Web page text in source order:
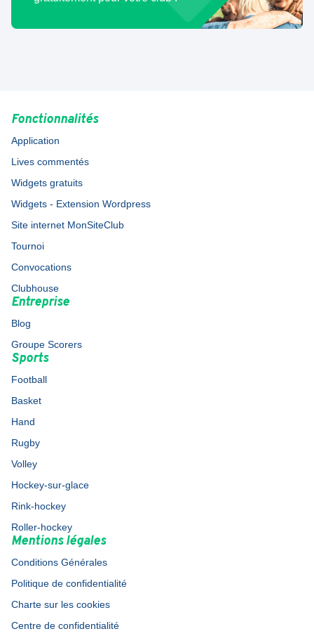
Fonctionnalités
Application
Lives commentés
Widgets gratuits
Widgets - Extension Wordpress
Site internet MonSiteClub
Tournoi
Convocations
Clubhouse
Entreprise
Blog
Groupe Scorers
Sports
Football
Basket
Hand
Rugby
Volley
Hockey-sur-glace
Rink-hockey
Roller-hockey
Mentions légales
Conditions Générales
Politique de confidentialité
Charte sur les cookies
Centre de confidentialité